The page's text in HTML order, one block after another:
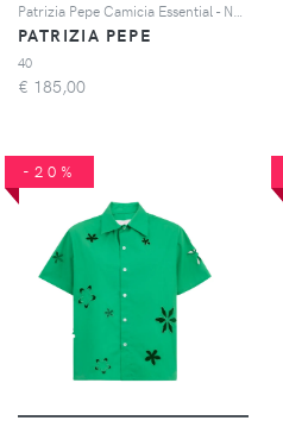
Patrizia Pepe Camicia Essential - Nero
PATRIZIA PEPE
40
€ 185,00
-20%